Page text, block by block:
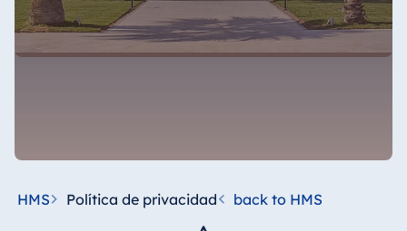
HMS Política de privacidad back to HMS